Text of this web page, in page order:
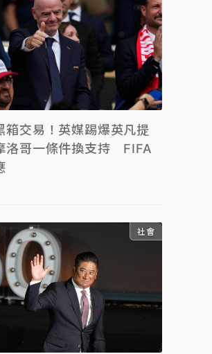
箱交易！英媒踢爆英凡提
洛哥一條件換支持 FIFA
社會